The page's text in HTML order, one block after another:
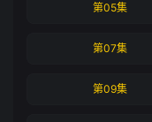
第05集
第07集
第09集